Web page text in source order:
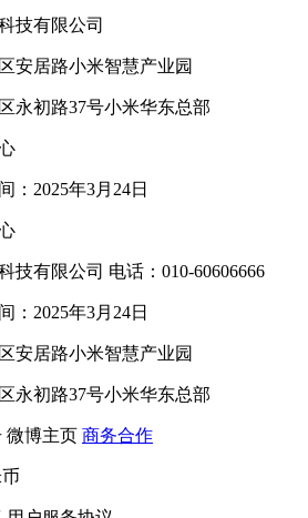
技有限公司
安居路小米智慧产业园
永初路37号小米华东总部
：2025年3月24日
技有限公司 电话：010-60606666
：2025年3月24日
安居路小米智慧产业园
永初路37号小米华东总部
微博主页 商务合作